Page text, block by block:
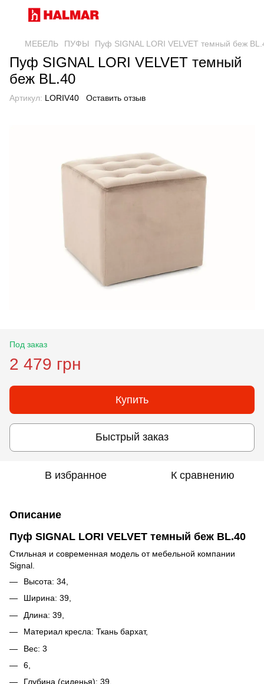
МЕБЕЛЬ ПУФЫ Пуф SIGNAL LORI VELVET темный беж
Пуф SIGNAL LORI VELVET темный
беж BL.40
Артикул: LORIV40 Оставить отзыв
Под заказ
2 479 грн
Купить
Быстрый заказ
В избранное К сравнению
Описание
Пуф SIGNAL LORI VELVET темный беж BL.40
Стильная и современная модель от мебельной компании
Signal.
Высота: 34,
Ширина: 39,
Длина: 39,
Материал кресла: Ткань бархат,
Вес: 3
6,
Глубина (сиденья): 39,